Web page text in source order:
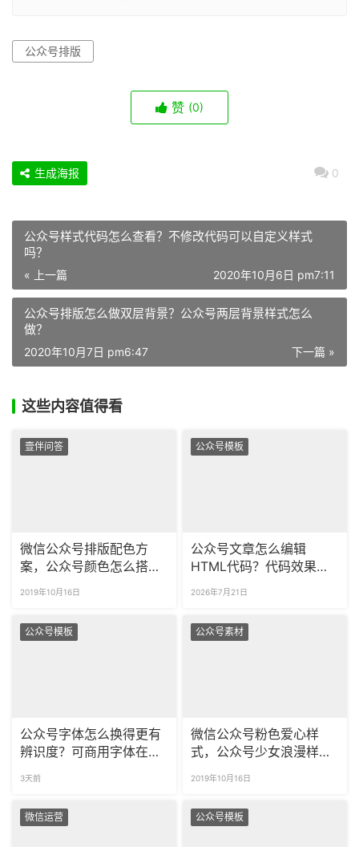
公众号排版
赞 (0)
0
生成海报
公众号样式代码怎么查看？不修改代码可以自定义样式
吗？
« 上一篇 2020年10月6日 pm7:11
公众号排版怎么做双层背景？公众号两层背景样式怎么
做？
下一篇 »
2020年10月7日 pm6:47
这些内容值得看
壹伴问答
微信公众号排版配色方
案，公众号颜色怎么搭配
2019年10月16日
公众号模板
公众号文章怎么编辑
HTML代码？代码效果能
2026年7月21日
公众号模板
公众号字体怎么换得更有
辨识度？可商用字体在哪
3天前
公众号素材
微信公众号粉色爱心样
式，公众号少女浪漫样式
2019年10月16日
微信运营 公众号模板